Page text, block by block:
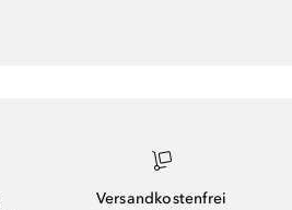
Versandkostenfrei